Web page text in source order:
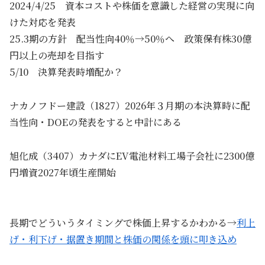
2024/4/25 資本コストや株価を意識した経営の実現に向
けた対応を発表
25.3期の方針 配当性向40％→50％へ 政策保有株30億
円以上の売却を目指す
5/10 決算発表時増配か？
ナカノフドー建設（1827）2026年３月期の本決算時に配
当性向・DOEの発表をすると中計にある
旭化成（3407）カナダにEV電池材料工場子会社に2300億
円増資2027年頃生産開始
長期でどういうタイミングで株価上昇するかわかる→利上
げ・利下げ・据置き期間と株価の関係を頭に叩き込め